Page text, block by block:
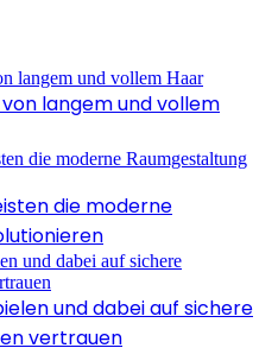
langem und vollem
die moderne
und dabei auf sichere
vertrauen